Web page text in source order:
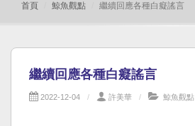
首頁 鯨魚觀點 繼續回應各種白癡謠言
繼續回應各種白癡謠言
2022-12-04 許美華 鯨魚觀點